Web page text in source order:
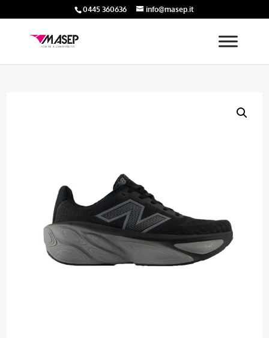
0445 360636 info@masep.it